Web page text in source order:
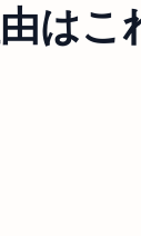
はこ